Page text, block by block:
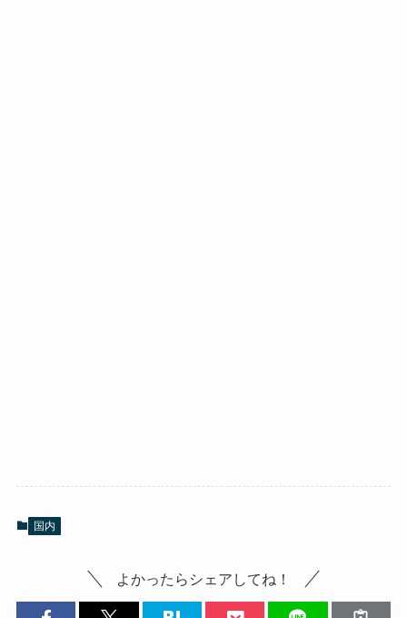
国内
よかったらシェアしてね！